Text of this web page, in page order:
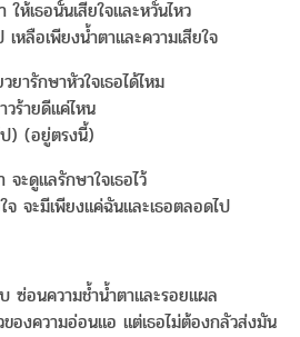
ห้เธอนั้นเสียใจและหวั่นไหว
หลือเพียงน้ำตาและความเสียใจ
ารักษาหัวใจเธอได้ไหม
วร้ายดีแค่ไหน
ป) (อยู่ตรงนี้)
ะดูแลรักษาใจเธอไว้
จะมีเพียงแค่ฉันและเธอตลอดไป
ซ่อนความช้ำน้ำตาและรอยแผล
ของความอ่อนแอ แต่เธอไม่ต้องกลัวส่งมัน